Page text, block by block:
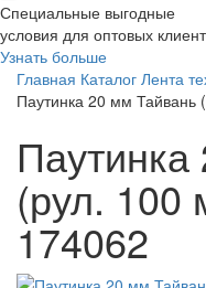
Специальные выгодные
условия для оптовых
Узнать больше
Главная Каталог Лента
Паутинка 20 мм Тайвань
(рул. 100
174062